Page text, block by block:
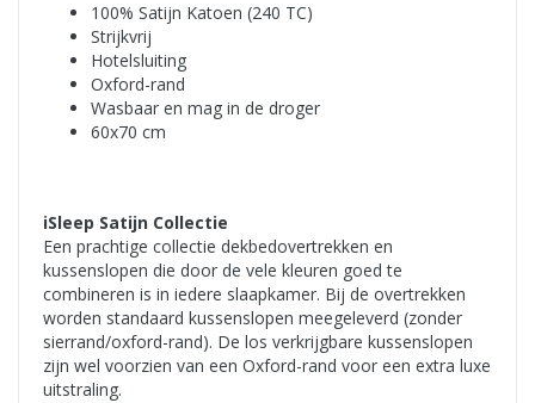
100% Satijn Katoen (240 TC)
Strijkvrij
Hotelsluiting
Oxford-rand
Wasbaar en mag in de droger
60x70 cm
iSleep Satijn Collectie
Een prachtige collectie dekbedovertrekken en
kussenslopen die door de vele kleuren goed te
combineren is in iedere slaapkamer. Bij de overtrekken
worden standaard kussenslopen meegeleverd (zonder
sierrand/oxford-rand). De los verkrijgbare kussenslopen
zijn wel voorzien van een Oxford-rand voor een extra luxe
uitstraling.